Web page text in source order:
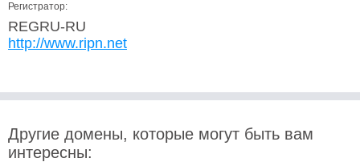
Регистратор:
REGRU-RU
http://www.ripn.net
Другие домены, которые могут быть вам
интересны: